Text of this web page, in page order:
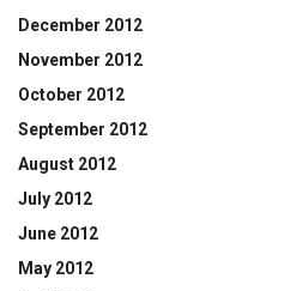
December 2012
November 2012
October 2012
September 2012
August 2012
July 2012
June 2012
May 2012